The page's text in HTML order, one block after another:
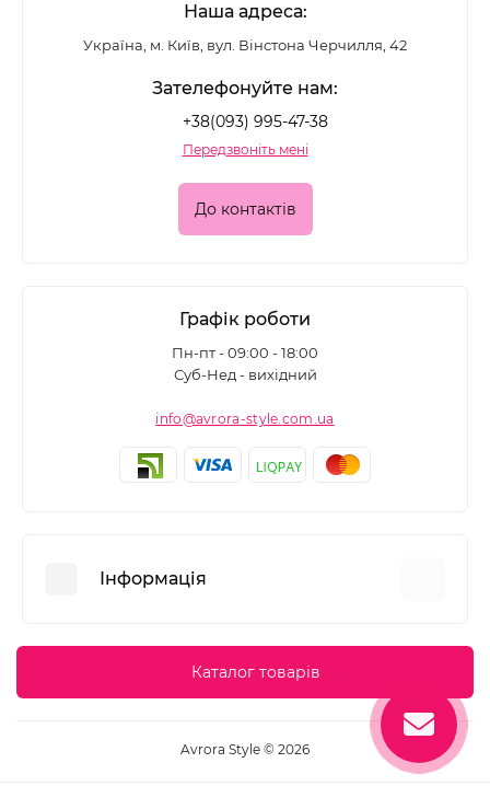
Наша адреса:
Україна, м. Київ, вул. Вінстона Черчилля, 42
Зателефонуйте нам:
+38(093) 995-47-38
Передзвоніть мені
До контактів
Графік роботи
Пн-пт - 09:00 - 18:00
Суб-Нед - вихідний
info@avrora-style.com.ua
Інформація
Угода користувача
Повернення товару
Каталог товарів
Avrora Style © 2026